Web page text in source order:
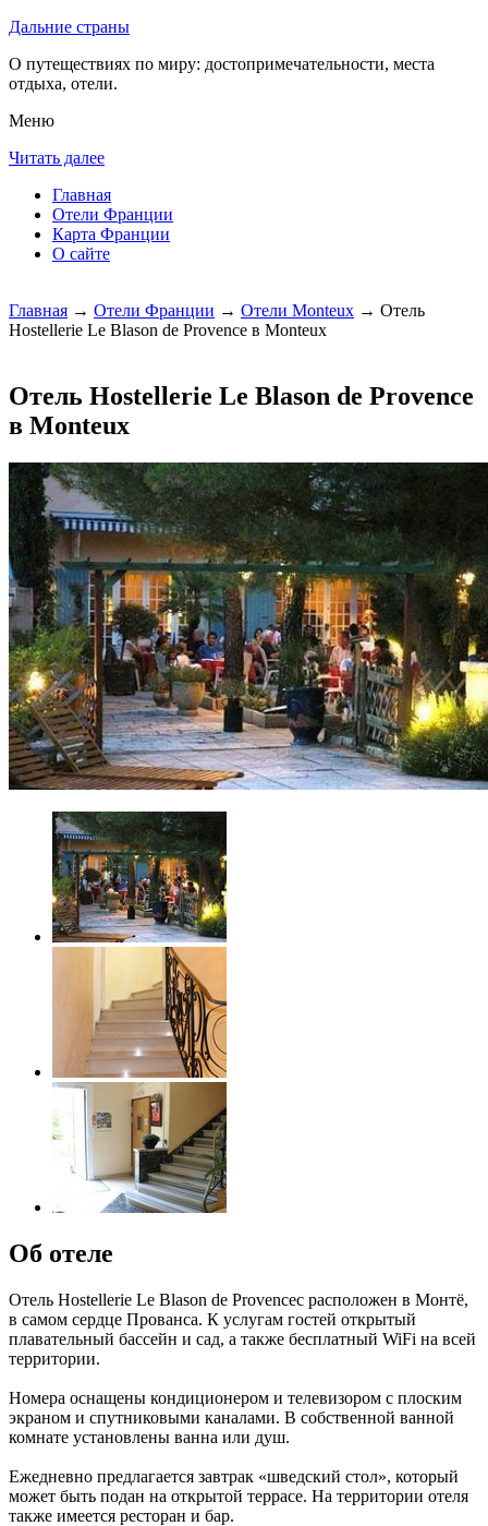
Дальние страны
О путеществиях по миру: достопримечательности, места
отдыха, отели.
Меню
Читать далее
Главная
Отели Франции
Карта Франции
О сайте
Главная → Отели Франции → Отели Monteux → Отель
Hostellerie Le Blason de Provence в Monteux
Отель Hostellerie Le Blason de Provence
в Monteux
Об отеле
Отель Hostellerie Le Blason de Provenceс расположен в Монтё,
в самом сердце Прованса. К услугам гостей открытый
плавательный бассейн и сад, а также бесплатный WiFi на всей
территории.
Номера оснащены кондиционером и телевизором с плоским
экраном и спутниковыми каналами. В собственной ванной
комнате установлены ванна или душ.
Ежедневно предлагается завтрак «шведский стол», который
может быть подан на открытой террасе. На территории отеля
также имеется ресторан и бар.